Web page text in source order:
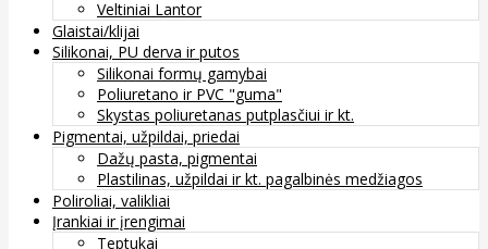
Veltiniai Lantor
Glaistai/klijai
Silikonai, PU derva ir putos
Silikonai formų gamybai
Poliuretano ir PVC "guma"
Skystas poliuretanas putplasčiui ir kt.
Pigmentai, užpildai, priedai
Dažų pasta, pigmentai
Plastilinas, užpildai ir kt. pagalbinės medžiagos
Poliroliai, valikliai
Įrankiai ir įrengimai
Teptukai